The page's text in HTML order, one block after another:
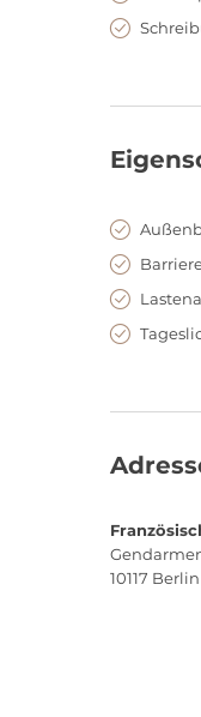
10117